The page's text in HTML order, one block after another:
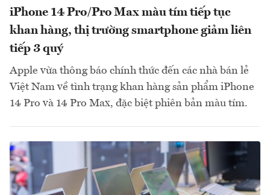
iPhone 14 Pro/Pro Max màu tím tiếp tục
khan hàng, thị trường smartphone giảm liên
tiếp 3 quý
Apple vừa thông báo chính thức đến các nhà bán lẻ
Việt Nam về tình trạng khan hàng sản phẩm iPhone
14 Pro và 14 Pro Max, đặc biệt phiên bản màu tím.